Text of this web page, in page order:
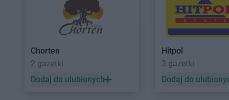
Majdan Królewski Miejsce
Nawojowa Hitpol Nowy Kamień
Hitpol Oblekoń Hitpol Ochotnica
Hitpol Pakoszówka
Hitpol Prusiek
Chorten
2 gazetki
Dodaj do ulubionych
Hitpol
3 gazetki
Dodaj do